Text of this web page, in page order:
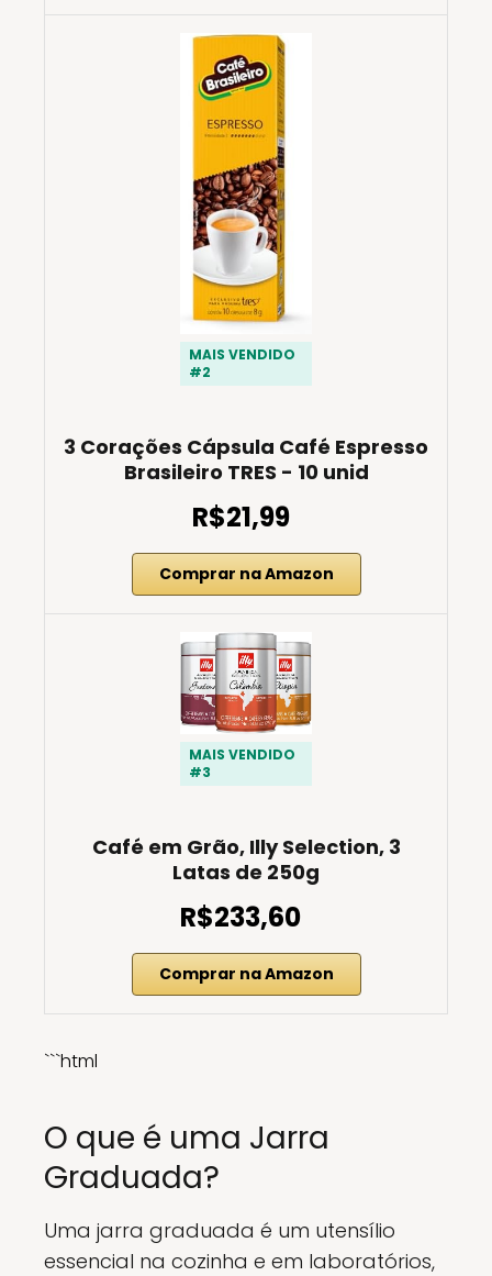
MAIS VENDIDO
#2
3 Corações Cápsula Café Espresso
Brasileiro TRES - 10 unid
R$21,99
Comprar na Amazon
MAIS VENDIDO
#3
Café em Grão, Illy Selection, 3
Latas de 250g
R$233,60
Comprar na Amazon
```html
O que é uma Jarra
Graduada?
Uma jarra graduada é um utensílio
essencial na cozinha e em laboratórios,